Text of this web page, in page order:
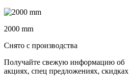
2000 mm
Снято с производства
Получайте свежую информацию об
акциях, спец предложениях, скидках